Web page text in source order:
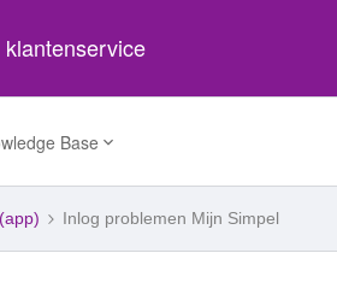
klantenservice
Base
Inlog problemen Mijn Simpel